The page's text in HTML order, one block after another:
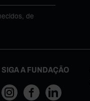
de
SIGA A FUNDAÇÃO